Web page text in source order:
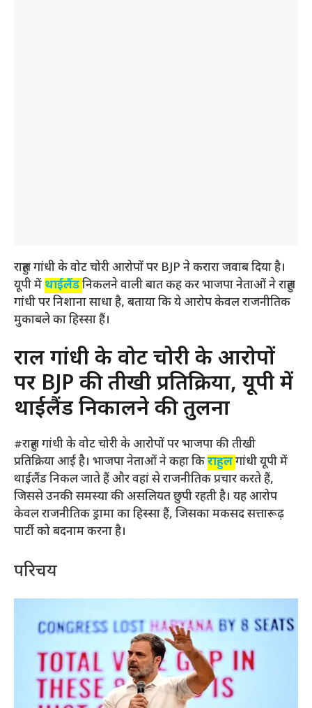
राहुल गांधी के वोट चोरी आरोपों पर BJP ने करारा जवाब दिया है।
यूपी में थाईलैंडनिकलने वाली बात कह कर भाजपा नेताओं ने राहुल
गांधी पर निशाना साधा है, बताया कि ये आरोप केवल राजनीतिक
मुकाबले का हिस्सा हैं।
राहुल गांधी के वोट चोरी के आरोपों
पर BJP की तीखी प्रतिक्रिया, यूपी में
थाईलैंड निकालने की तुलना
#राहुल गांधी के वोट चोरी के आरोपों पर भाजपा की तीखी
प्रतिक्रिया आई है। भाजपा नेताओं ने कहा किराहुलगांधी यूपी में
थाईलैंड निकल जाते हैं और वहां से राजनीतिक प्रचार करते हैं,
जिससे उनकी समस्या की असलियत छुपी रहती है। यह आरोप
केवल राजनीतिक ड्रामा का हिस्सा हैं, जिसका मकसद सत्तारूढ़
पार्टी को बदनाम करना है।
परिचय